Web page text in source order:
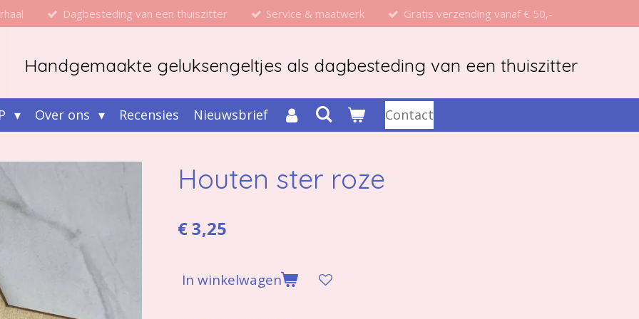
Dagbesteding van een thuiszitter Service & maatwerk Gratis verzending vanaf € 50,-
Handgemaakte geluksengeltjes als dagbesteding van een thuiszitter
Over ons Recensies Nieuwsbrief Contact
Houten ster roze
€ 3,25
In winkelwagen